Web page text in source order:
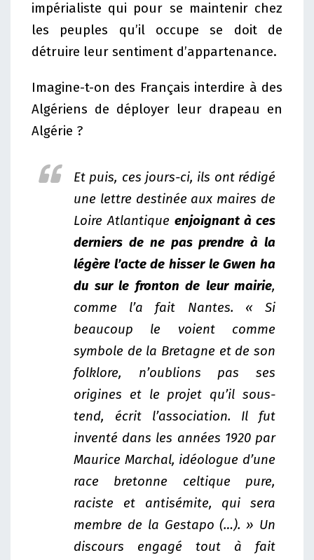
impérialiste qui pour se maintenir chez
les peuples qu’il occupe se doit de
détruire leur sentiment d’appartenance.
Imagine-t-on des Français interdire à des
Algériens de déployer leur drapeau en
Algérie ?
Et puis, ces jours-ci, ils ont rédigé
une lettre destinée aux maires de
Loire Atlantique enjoignant à ces
derniers de ne pas prendre à la
légère l’acte de hisser le Gwen ha
du sur le fronton de leur mairie,
comme l’a fait Nantes. « Si
beaucoup le voient comme
symbole de la Bretagne et de son
folklore, n’oublions pas ses
origines et le projet qu’il sous-
tend, écrit l’association. Il fut
inventé dans les années 1920 par
Maurice Marchal, idéologue d’une
race bretonne celtique pure,
raciste et antisémite, qui sera
membre de la Gestapo (…). » Un
discours engagé tout à fait